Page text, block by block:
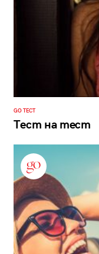
GO ТЕСТ
Тест на тест